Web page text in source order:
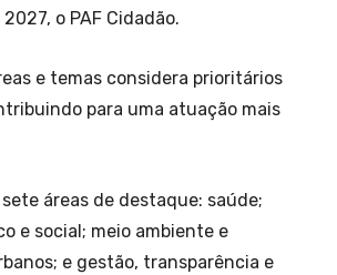
o PAF Cidadão.
e temas considera prioritários
para uma atuação mais
áreas de destaque: saúde;
e social; meio ambiente e
e gestão, transparência e